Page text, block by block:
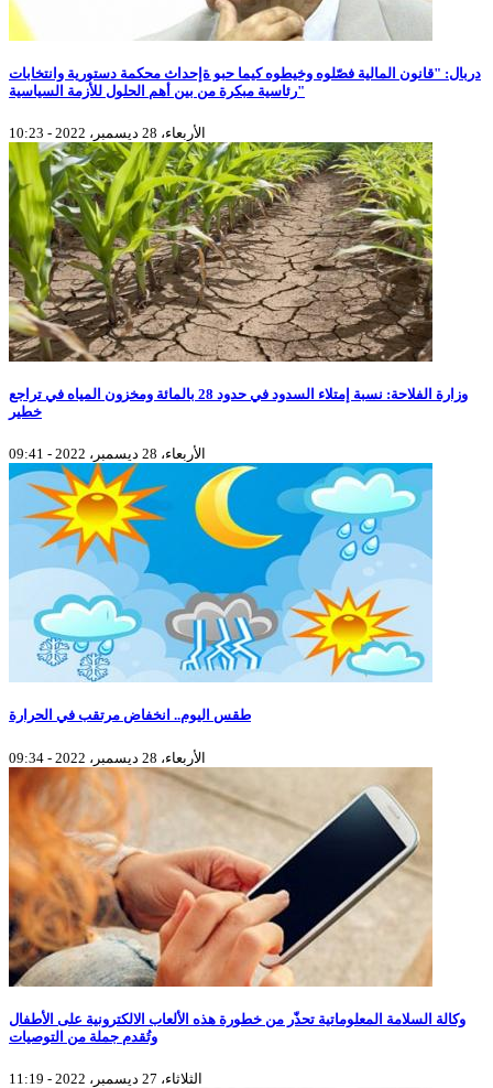
دربال: "قانون المالية فصّلوه وخيطوه كيما حبو ةإحداث محكمة دستورية وانتخابات
رئاسية مبكرة من بين أهم الحلول للأزمة السياسية"
الأربعاء، 28 ديسمبر، 2022 - 10:23
وزارة الفلاحة: نسبة إمتلاء السدود في حدود 28 بالمائة ومخزون المياه في تراجع
خطير
الأربعاء، 28 ديسمبر، 2022 - 09:41
طقس اليوم.. انخفاض مرتقب في الحرارة
الأربعاء، 28 ديسمبر، 2022 - 09:34
وكالة السلامة المعلوماتية تحذّر من خطورة هذه الألعاب الالكترونية على الأطفال
وتُقدم جملة من التوصيات
الثلاثاء، 27 ديسمبر، 2022 - 11:19